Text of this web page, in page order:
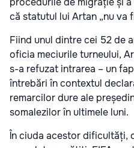
că statutul lui Artan „nu va
Fiind unul dintre cei 52 de
oficia meciurile turneului,
s-a refuzat intrarea – un
întrebări în contextul
remarcilor dure ale
somalezilor în ultimele luni.
În ciuda acestor dificultăți,